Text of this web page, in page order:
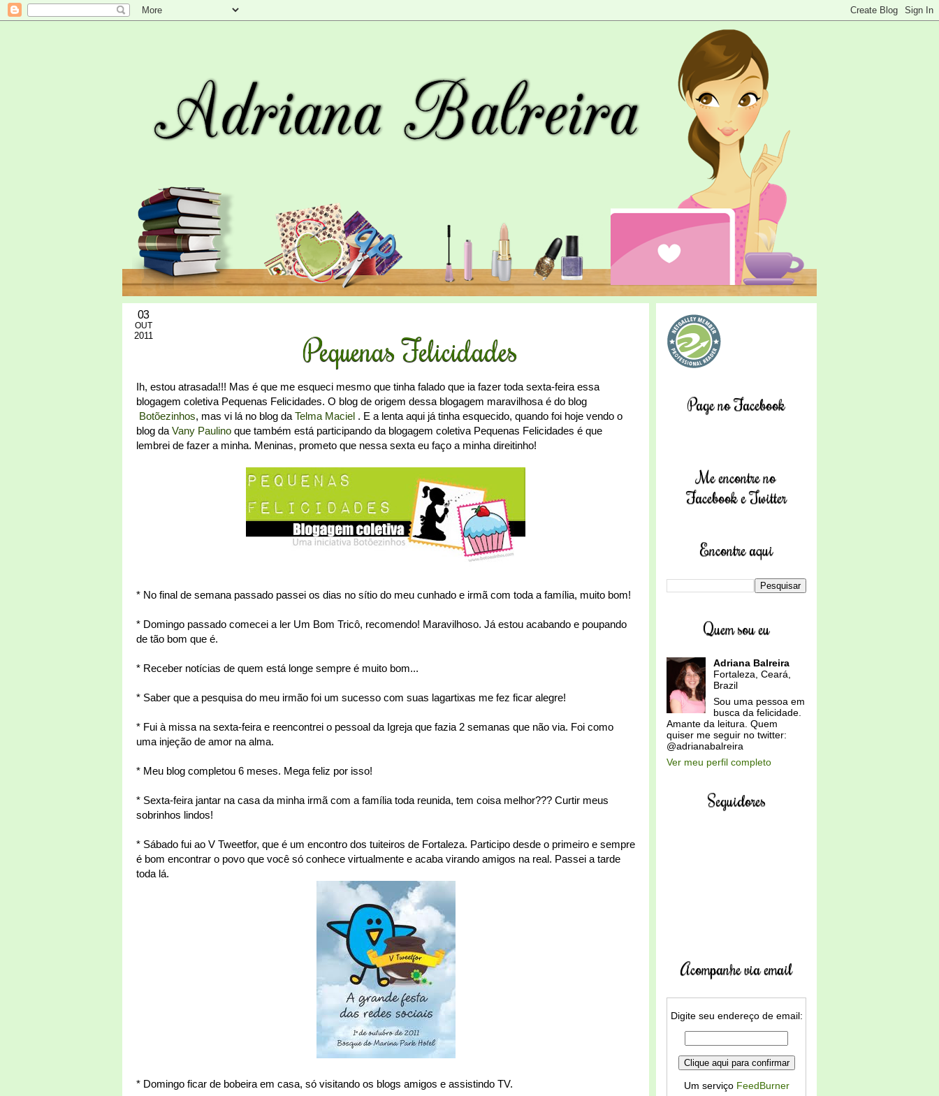
03
OUT
2011 Pequenas Felicidades
Ih, estou atrasada!!! Mas é que me esqueci mesmo que tinha falado que ia fazer toda sexta-feira essa
blogagem coletiva Pequenas Felicidades. O blog de origem dessa blogagem maravilhosa é do blog
Botõezinhos, mas vi lá no blog da Telma Maciel . E a lenta aqui já tinha esquecido, quando foi hoje vendo o
blog da Vany Paulino que também está participando da blogagem coletiva Pequenas Felicidades é que
lembrei de fazer a minha. Meninas, prometo que nessa sexta eu faço a minha direitinho!
* No final de semana passado passei os dias no sítio do meu cunhado e irmã com toda a família, muito bom!
* Domingo passado comecei a ler Um Bom Tricô, recomendo! Maravilhoso. Já estou acabando e poupando
de tão bom que é.
* Receber notícias de quem está longe sempre é muito bom...
* Saber que a pesquisa do meu irmão foi um sucesso com suas lagartixas me fez ficar alegre!
* Fui à missa na sexta-feira e reencontrei o pessoal da Igreja que fazia 2 semanas que não via. Foi como
uma injeção de amor na alma.
* Meu blog completou 6 meses. Mega feliz por isso!
* Sexta-feira jantar na casa da minha irmã com a família toda reunida, tem coisa melhor??? Curtir meus
sobrinhos lindos!
* Sábado fui ao V Tweetfor, que é um encontro dos tuiteiros de Fortaleza. Participo desde o primeiro e sempre
é bom encontrar o povo que você só conhece virtualmente e acaba virando amigos na real. Passei a tarde
toda lá.
* Domingo ficar de bobeira em casa, só visitando os blogs amigos e assistindo TV.
Page no Facebook
Me encontre no
Facebook e Twitter
Encontre aqui
Quem sou eu
Adriana Balreira
Fortaleza, Ceará,
Brazil
Sou uma pessoa em
busca da felicidade.
Amante da leitura. Quem
quiser me seguir no twitter:
@adrianabalreira
Ver meu perfil completo
Seguidores
Acompanhe via email
Digite seu endereço de email:
Um serviço FeedBurner